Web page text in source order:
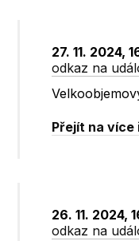
27. 11. 2024,
odkaz na
Přejít na
26. 11. 2024,
odkaz na